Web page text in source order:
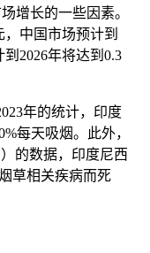
增长的一些因素。
，中国市场预计到
2026年将达到0.3
年的统计，印度
每天吸烟。此外，
的数据，印度尼西
草相关疾病而死